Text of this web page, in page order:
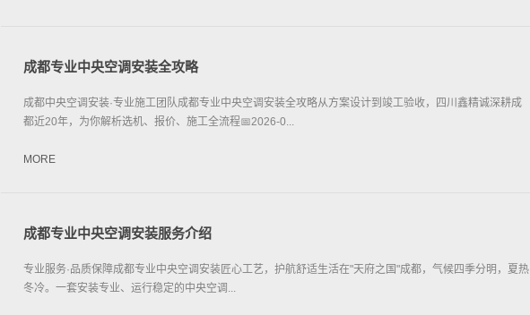
成都专业中央空调安装全攻略
成都中央空调安装·专业施工团队成都专业中央空调安装全攻略从方案设计到竣工验收，四川鑫精诚深耕成
都近20年，为你解析选机、报价、施工全流程📅2026-0...
MORE
成都专业中央空调安装服务介绍
专业服务·品质保障成都专业中央空调安装匠心工艺，护航舒适生活在"天府之国"成都，气候四季分明，夏热
冬冷。一套安装专业、运行稳定的中央空调...